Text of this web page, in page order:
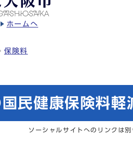
ホームへ
保険料
民健康保険料軽
ソーシャルサイトへのリンクは